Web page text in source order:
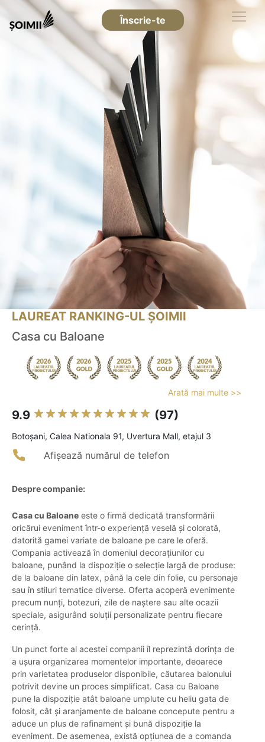
Înscrie-te
LAUREAT RANKING-UL ȘOIMII
Casa cu Baloane
Arată mai multe >>
9.9 (97)
Botoşani, Calea Nationala 91, Uvertura Mall, etajul 3
Afișează numărul de telefon
Despre companie:
Casa cu Baloane este o firmă dedicată transformării
oricărui eveniment într-o experiență veselă și colorată,
datorită gamei variate de baloane pe care le oferă.
Compania activează în domeniul decorațiunilor cu
baloane, punând la dispoziție o selecție largă de produse:
de la baloane din latex, până la cele din folie, cu personaje
sau în stiluri tematice diverse. Oferta acoperă evenimente
precum nunți, botezuri, zile de naștere sau alte ocazii
speciale, asigurând soluții personalizate pentru fiecare
cerință.
Un punct forte al acestei companii îl reprezintă dorința de
a ușura organizarea momentelor importante, deoarece
prin varietatea produselor disponibile, căutarea balonului
potrivit devine un proces simplificat. Casa cu Baloane
pune la dispoziție atât baloane umplute cu heliu gata de
folosit, cât și aranjamente de baloane concepute pentru a
aduce un plus de rafinament și bună dispoziție la
eveniment. De asemenea, există opțiunea de a comanda